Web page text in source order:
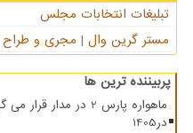
تبلیغات انتخابات مجلس
مستر گرین وال | مجری و طراح
پربیننده ترین ها
ماهواره پارس 2 در
در1405